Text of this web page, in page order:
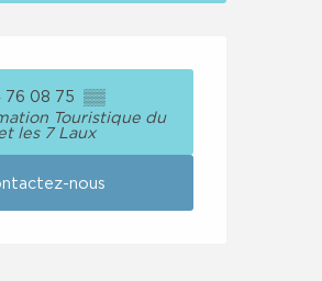
et
76 08 75 ▒▒
Touristique du
les 7 Laux
nous